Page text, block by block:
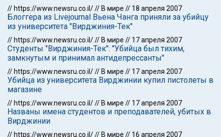
// https://www.newsru.co.il/// В мире // 18 апреля 2007
Блоггера из Livejournal Вьена Чанга приняли за убийцу
из университета "Вирджиния-Тек"
// https://www.newsru.co.il/// В мире // 17 апреля 2007
Студенты "Вирджиния-Тек": "Убийца был тихим,
замкнутым и принимал антидепрессанты"
// https://www.newsru.co.il/// В мире // 17 апреля 2007
Убийца из университета Вирджинии купил пистолеты в
магазине
// https://www.newsru.co.il/// В мире // 17 апреля 2007
Названы имена студентов и преподавателей, убитых в
Вирджинии
// https://www.newsru.co.il/// В мире // 16 апреля 2007